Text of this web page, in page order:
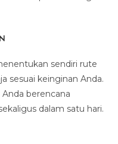
sendiri rute
sesuai keinginan Anda.
berencana
dalam satu hari.